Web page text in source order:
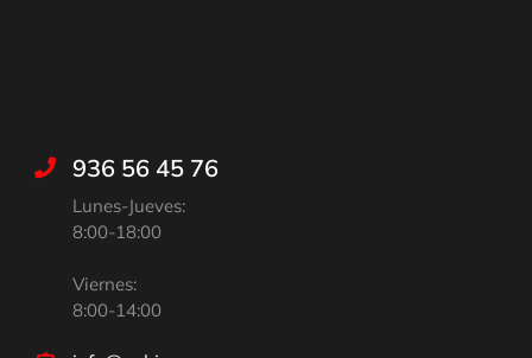
936 56 45 76
Lunes-Jueves:
8:00-18:00
Viernes:
8:00-14:00